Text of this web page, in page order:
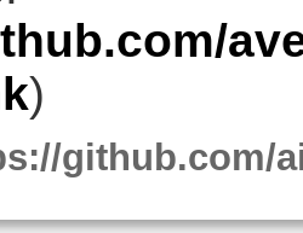
)
github.com/